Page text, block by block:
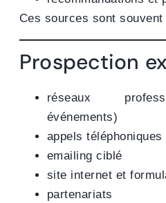
Ces sources sont
Prospection
réseaux
événements)
appels téléphoniques
emailing ciblé
site internet et
partenariats